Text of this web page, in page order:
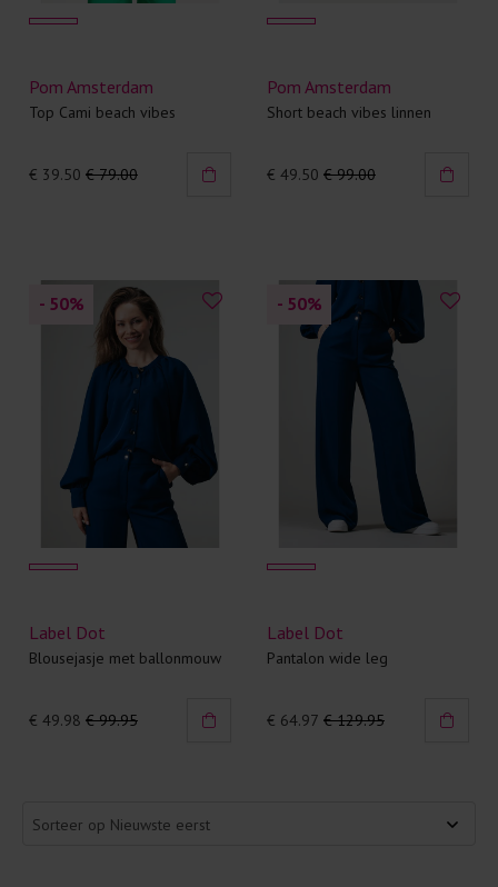
Pom Amsterdam
Top Cami beach vibes
€ 39.50 € 79.00
Pom Amsterdam
Short beach vibes linnen
€ 49.50 € 99.00
- 50%
Label Dot
Blousejasje met ballonmouw
€ 49.98 € 99.95
- 50%
Label Dot
Pantalon wide leg
€ 64.97 € 129.95